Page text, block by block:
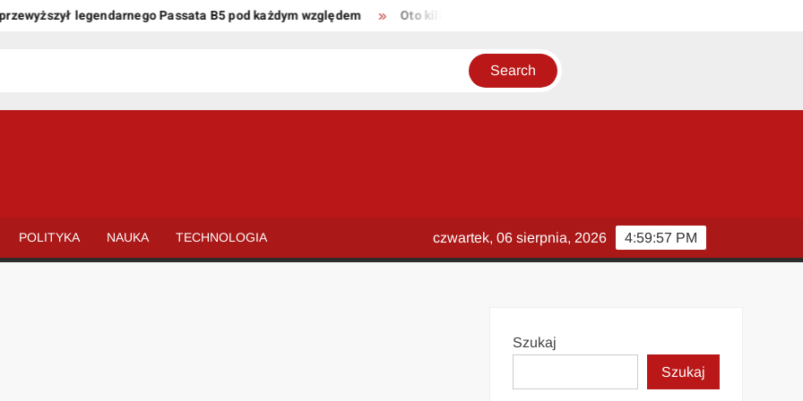
legendarnego Passata B5 pod każdym względem Oto kilka propozycji unikalnych tytułów zachowujących sens
POLITYKA NAUKA TECHNOLOGIA 4:59:57 PM
czwartek, 06 sierpnia, 2026
Szukaj
Szukaj